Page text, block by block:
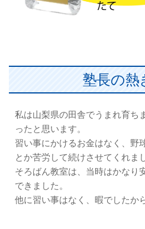
塾長の熱
私は山梨県の田舎でうまれ育ち
ったと思います。
習い事にかけるお金はなく、野
とか苦労して続けさせてくれま
そろばん教室は、当時はかなり
できました。
他に習い事はなく、暇でしたか